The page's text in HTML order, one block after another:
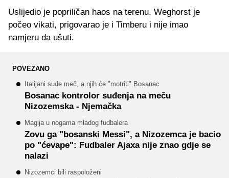
Uslijedio je popriličan haos na terenu. Weghorst je
počeo vikati, prigovarao je i Timberu i nije imao
namjeru da ušuti.
POVEZANO
Italijani sude meč, a njih će "motriti" Bosanac
Bosanac kontrolor suđenja na meču
Nizozemska - Njemačka
Magija u nogama mladog fudbalera
Zovu ga "bosanski Messi", a Nizozemca je bacio
po "ćevape": Fudbaler Ajaxa nije znao gdje se
nalazi
Nizozemci bili raspoloženi